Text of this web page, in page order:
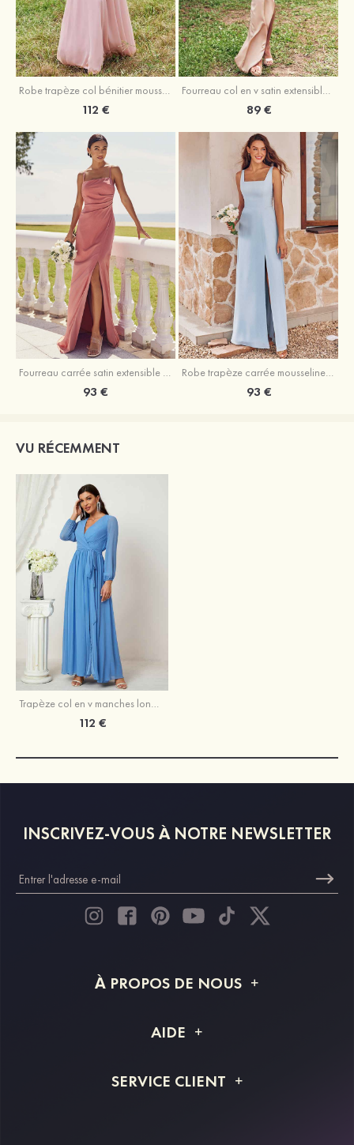
Robe trapèze col bénitier mousseline ras du sol robe de demoiselle d'honneur
112 €
Fourreau col en v satin extensible asymétrique robe de demoiselle d'honneur
89 €
93 € 93 €
VU RÉCEMMENT
Trapèze col en v manches longues mousseline ras du sol robe de demoiselle d'honneur avec fendue
112 €
INSCRIVEZ-VOUS À NOTRE NEWSLETTER
À PROPOS DE NOUS
Livraison
AIDE
Retour et remboursement
SERVICE CLIENT